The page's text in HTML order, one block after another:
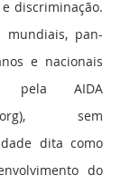
discriminação.
mundiais, pan-
e nacionais
pela AIDA
), sem
dita como
do